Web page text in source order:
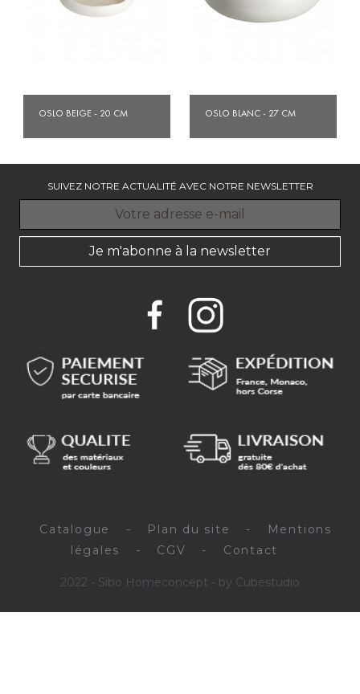
OSLO BEIGE - 20 CM OSLO BLANC - 27 CM
SUIVEZ NOTRE ACTUALITÉ AVEC NOTRE NEWSLETTER
Je m'abonne à la newsletter
Catalogue - Plan du site -
Mentions
légales
- CGV - Contact
2022 - Sibo Homeconcept - by Cubestudio